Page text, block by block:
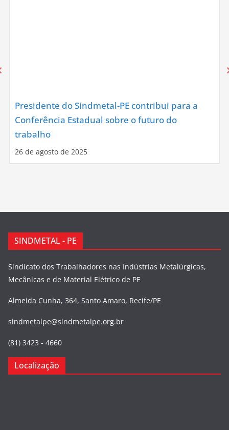
Presidente do Sindmetal-PE contribui para a
Conferência Estadual sobre o futuro do
trabalho
26 de agosto de 2025
SINDMETAL - PE
Sindicato dos Trabalhadores nas Indústrias Metalúrgicas,
Mecânicas e de Material Elétrico de PE
Almeida Cunha, 364, Santo Amaro, Recife/PE
sindmetalpe@sindmetalpe.org.br
(81) 3423 - 4660
Localização